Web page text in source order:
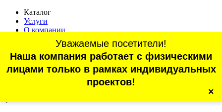
Каталог
Услуги
О компании
Статьи
Контакты
Отзывы
г. Санкт-Петербург, проспект Обуховской Обороны, 70, корп.
Уважаемые посетители!
Наша компания работает с физическими
лицами только в рамках индивидуальных
проектов!
×